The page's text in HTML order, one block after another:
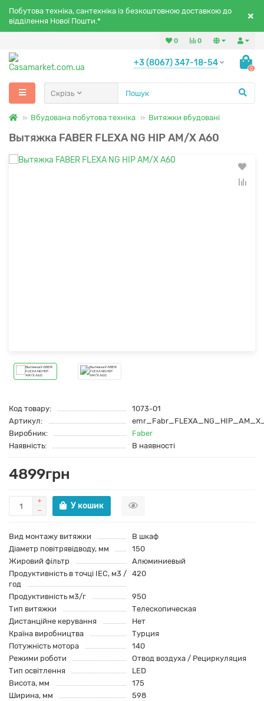
Побутова техніка, сантехніка із безкоштовною доставкою до
відділення Нової Пошти.*
0
0
+3 (8067) 347-18-54
0
Скрізь
Вбудована побутова техніка Витяжки вбудовані
Вытяжка FABER FLEXA NG HIP AM/X A60
Код товару:
1073-01
Артикул:
Виробник:
Faber
Наявність:
В наявності
4899грн
У кошик
Вид монтажу витяжки
В шкаф
Діаметр повітрявідводу, мм
150
Жировий фільтр
Алюминиевый
Продуктивність в точці IEC, м3 /
год
420
Продуктивність м3/г
950
Тип витяжки
Телескопическая
Дистанційне керування
Нет
Країна виробництва
Турция
Потужність мотора
140
Режими роботи
Отвод воздуха / Рециркуляция
Тип освітлення
LED
Висота, мм
175
Ширина, мм
598